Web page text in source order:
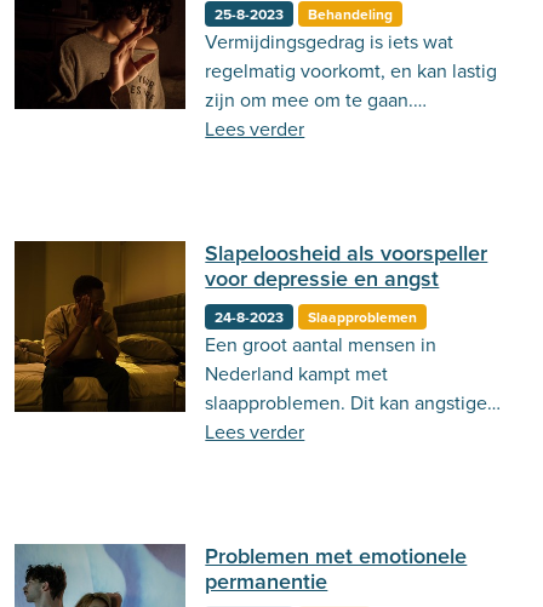
Persoonlijkheid
Sport Hechting
Behandeling
Actueel
Stemming
Emoties
25-8-2023 Behandeling
Vermijdingsgedrag is iets wat
regelmatig voorkomt, en kan lastig
zijn om mee om te gaan.
Acceptance en Commitment
Lees verder
Slapeloosheid als voorspeller
voor depressie en angst
24-8-2023 Slaapproblemen
Een groot aantal mensen in
Nederland kampt met
slaapproblemen. Dit kan angstige
en depressieve gevoelens tot
Lees verder
Problemen met emotionele
permanentie